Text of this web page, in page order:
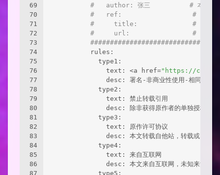
69
70
71
72
73
74
75
76
77
78
79
80
81
82
83
84
85
86
87
#   author: 张三          # 本文作
#   ref:                  # 原文出
#     title:              # 原文出
#     url:                # 原文出
#############################
          rules:
            type1:
              text: <a href=
"https://
desc: 署名-非商业性使用-相同方式
            type2:
              text: 禁止转载引用
desc: 除非获得原作者的单独授权，任
            type3:
              text: 原作许可协议
desc: 本文转载自他站，转载或引用本
            type4:
              text: 来自互联网
desc: 本文来自互联网，未知来源，侵
            type5: